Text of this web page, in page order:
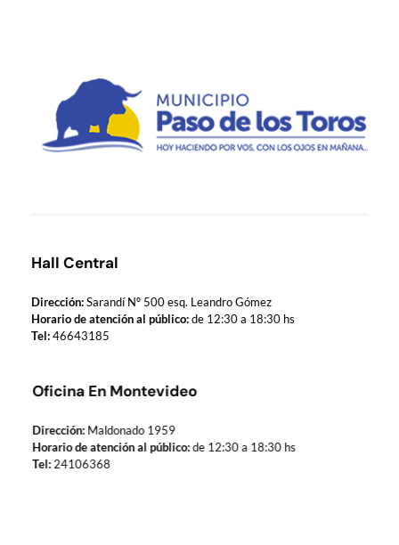
Hall Central
Dirección:Sarandí Nº 500 esq. Leandro Gómez
Horario de atención al público:de 12:30 a 18:30 hs
Tel:46643185
Oficina En Montevideo
Dirección:Maldonado 1959
Horario de atención al público:de 12:30 a 18:30 hs
Tel:24106368